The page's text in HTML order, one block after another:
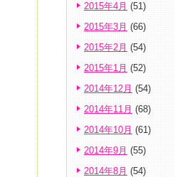
2015年4月 (51)
2015年3月 (66)
2015年2月 (54)
2015年1月 (52)
2014年12月 (54)
2014年11月 (68)
2014年10月 (61)
2014年9月 (55)
2014年8月 (54)